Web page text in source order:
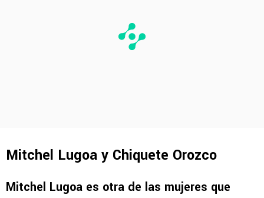
Mitchel Lugoa y Chiquete Orozco
Mitchel Lugoa es otra de las mujeres que